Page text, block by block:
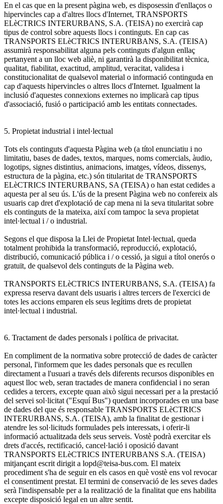
En el cas que en la present pàgina web, es disposessin d'enllaços o
hipervincles cap a d'altres llocs d'Internet, TRANSPORTS
ELèCTRICS INTERURBANS, S.A. (TEISA) no exercirà cap
tipus de control sobre aquests llocs i continguts. En cap cas
TRANSPORTS ELèCTRICS INTERURBANS, S.A. (TEISA)
assumirà responsabilitat alguna pels continguts d'algun enllaç
pertanyent a un lloc web aliè, ni garantirà la disponibilitat tècnica,
qualitat, fiabilitat, exactitud, amplitud, veracitat, validesa i
constitucionalitat de qualsevol material o informació continguda en
cap d'aquests hipervincles o altres llocs d'Internet. Igualment la
inclusió d'aquestes connexions externes no implicarà cap tipus
d'associació, fusió o participació amb les entitats connectades.
5. Propietat industrial i intel·lectual
Tots els continguts d'aquesta Pàgina web (a títol enunciatiu i no
limitatiu, bases de dades, textos, marques, noms comercials, àudio,
logotips, signes distintius, animacions, imatges, vídeos, dissenys,
estructura de la pàgina, etc.) són titularitat de TRANSPORTS
ELèCTRICS INTERURBANS, SA (TEISA) o han estat cedides a
aquesta per al seu ús. L'ús de la present Pàgina web no confereix als
usuaris cap dret d'explotació de cap mena ni la seva titularitat sobre
els continguts de la mateixa, així com tampoc la seva propietat
intel·lectual i / o industrial.
Segons el que disposa la Llei de Propietat Intel·lectual, queda
totalment prohibida la transformació, reproducció, explotació,
distribució, comunicació pública i / o cessió, ja sigui a títol onerós o
gratuït, de qualsevol dels continguts de la Pàgina web.
TRANSPORTS ELèCTRICS INTERURBANS, S.A. (TEISA) fa
expressa reserva davant dels usuaris i altres tercers de l'exercici de
totes les accions emparen els seus legítims drets de propietat
intel·lectual i industrial.
6. Tractament de dades personals i política de privacitat.
En compliment de la normativa sobre protecció de dades de caràcter
personal, l'informem que les dades personals que es recullen
directament a l'usuari a través dels diferents recursos disponibles en
aquest lloc web, seran tractades de manera confidencial i no seran
cedides a tercers, excepte quan això sigui necessari per a la prestació
del servei sol·licitat ("Esquí Bus") quedant incorporades en una base
de dades del que és responsable TRANSPORTS ELèCTRICS
INTERURBANS, S.A. (TEISA), amb la finalitat de gestionar i
atendre les sol·licituds formulades pels interessats, i oferir-li
informació actualitzada dels seus serveis. Vostè podrà exercitar els
drets d'accés, rectificació, cancel·lació i oposició davant
TRANSPORTS ELèCTRICS INTERURBANS S.A. (TEISA)
mitjançant escrit dirigit a lopd@teisa-bus.com. El mateix
procediment s'ha de seguir en els casos en què vostè ens vol revocar
el consentiment prestat. El termini de conservació de les seves dades
serà l'indispensable per a la realització de la finalitat que ens habilita
excepte disposició legal en un altre sentit.